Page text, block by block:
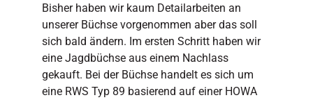
Bisher haben wir kaum Detailarbeiten an
unserer Büchse vorgenommen aber das soll
sich bald ändern. Im ersten Schritt haben wir
eine Jagdbüchse aus einem Nachlass
gekauft. Bei der Büchse handelt es sich um
eine RWS Typ 89 basierend auf einer HOWA